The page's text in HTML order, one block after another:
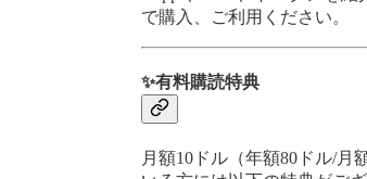
で購入、ご利用ください。
✨有料購読特典
月額10ドル（年額80ドル/月